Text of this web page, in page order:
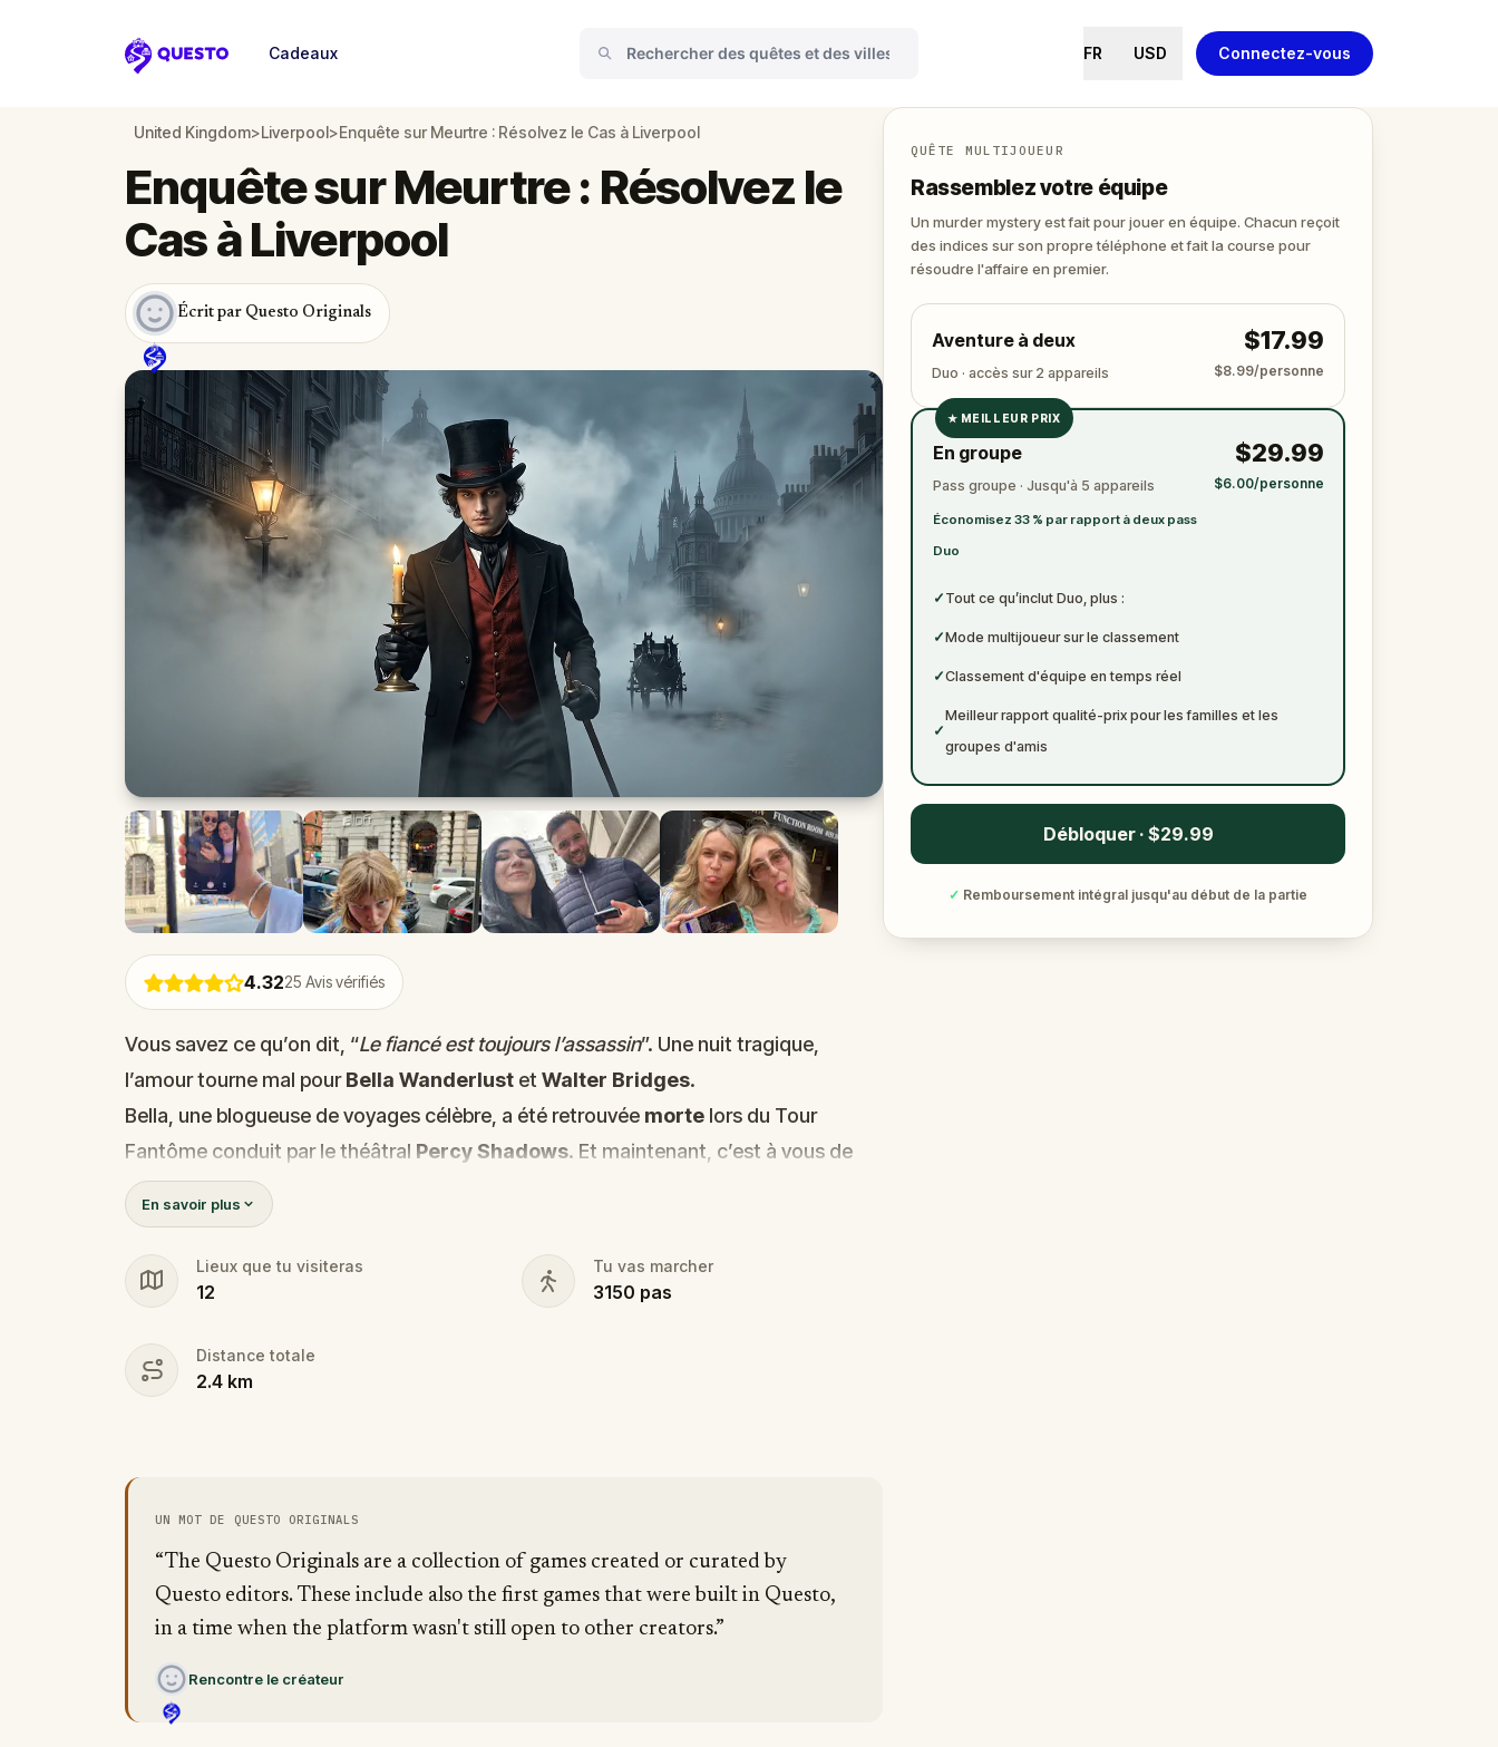
Questo
Cadeaux FR USD Connectez-vous
United Kingdom>Liverpool>Enquête sur Meurtre : Résolvez le Cas à Liverpool
4.3225 Avis vérifiés
Enquête sur Meurtre : Résolvez le
Cas à Liverpool
Écrit par Questo Originals
Vous savez ce qu’on dit, “Le fiancé est toujours l’assassin”. Une nuit tragique,
l’amour tourne mal pourBella Wanderlust et Walter Bridges.
Bella, une blogueuse de voyages célèbre, a été retrouvée morte lors du Tour
Fantôme conduit par le théâtral Percy Shadows. Et maintenant, c’est à vous de
découvrir la vérité.
Est-ce que ce meutre a été commis par Walter, le fiancé obsessif ?
Ou par Percy, le guide au penchant pour le grand spectacle ?
Ou encore par quelqu’un d’autre, tapis dans l’ombre ?
meurtrier avant qu’il ne frappe à nouveau. Préparez de quoi noter les
preuves.
En savoir plus
Lieux que tu visiteras
12
Tu vas marcher
3150 pas
Distance totale
2.4 km
UN MOT DE QUESTO ORIGINALS
“The Questo Originals are a collection of games created or curated by
Questo editors. These include also the first games that were built in Questo,
in a time when the platform wasn't still open to other creators.”
Rencontre le créateur
QUÊTE MULTIJOUEUR
Rassemblez votre équipe
Un murder mystery est fait pour jouer en équipe. Chacun reçoit
des indices sur son propre téléphone et fait la course pour
résoudre l'affaire en premier.
Aventure à deux
Duo · accès sur 2 appareils
$17.99
$8.99/personne
✓
✓
★ MEILLEUR PRIX
En groupe
Pass groupe · Jusqu'à 5 appareils
Économisez 33 % par rapport à deux pass
Duo
$29.99
$6.00/personne
✓ Tout ce qu’inclut Duo, plus :
✓Mode multijoueur sur le classement
✓Classement d'équipe en temps réel
✓
Meilleur rapport qualité-prix pour les familles et les
groupes d'amis
Débloquer · $29.99
✓ Remboursement intégral jusqu'au début de la partie